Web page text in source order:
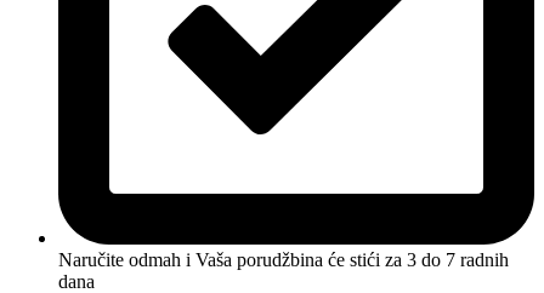
Naručite odmah i Vaša porudžbina će stići za 3 do 7 radnih
dana